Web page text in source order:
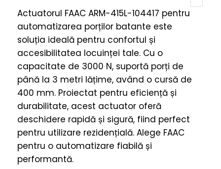
415L-
104417,
230V,
Cursa
400
mm,
Lățime
Foaie
3
m,
3000
N
Actuatorul FAAC ARM-415L-104417 pentru
automatizarea porților batante este
soluția ideală pentru confortul și
accesibilitatea locuinței tale. Cu o
capacitate de 3000 N, suportă porți de
până la 3 metri lățime, având o cursă de
400 mm. Proiectat pentru eficiență și
durabilitate, acest actuator oferă
deschidere rapidă și sigură, fiind perfect
pentru utilizare rezidențială. Alege FAAC
pentru o automatizare fiabilă și
performantă.